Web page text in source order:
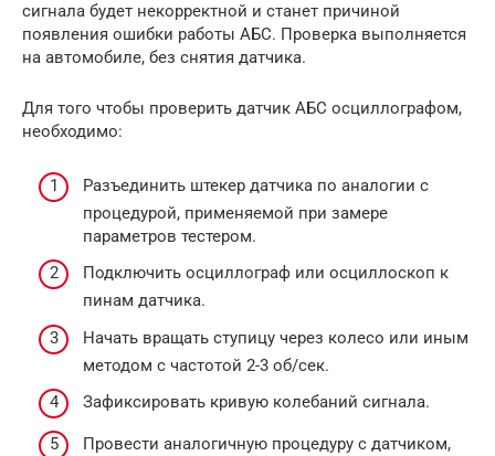
сигнала будет некорректной и станет причиной
появления ошибки работы АБС. Проверка выполняется
на автомобиле, без снятия датчика.
Для того чтобы проверить датчик АБС осциллографом,
необходимо:
Разъединить штекер датчика по аналогии с
процедурой, применяемой при замере
параметров тестером.
Подключить осциллограф или осциллоскоп к
пинам датчика.
Начать вращать ступицу через колесо или иным
методом с частотой 2-3 об/сек.
Зафиксировать кривую колебаний сигнала.
Провести аналогичную процедуру с датчиком,